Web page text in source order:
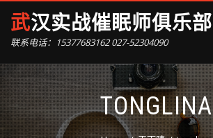
武汉实战催眠师俱乐部
联系电话：15377683162 027-52304090
TONGLINA